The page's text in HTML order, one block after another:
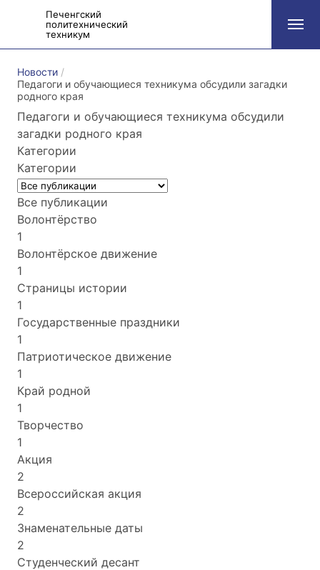
Печенгский
политехнический
техникум
Новости
Педагоги и обучающиеся техникума обсудили загадки
родного края
Педагоги и обучающиеся техникума обсудили
загадки родного края
Категории
Категории
Все публикации
Волонтёрство
1
Волонтёрское движение
1
Страницы истории
1
Государственные праздники
1
Патриотическое движение
1
Край родной
1
Творчество
1
Акция
2
Всероссийская акция
2
Знаменательные даты
2
Студенческий десант